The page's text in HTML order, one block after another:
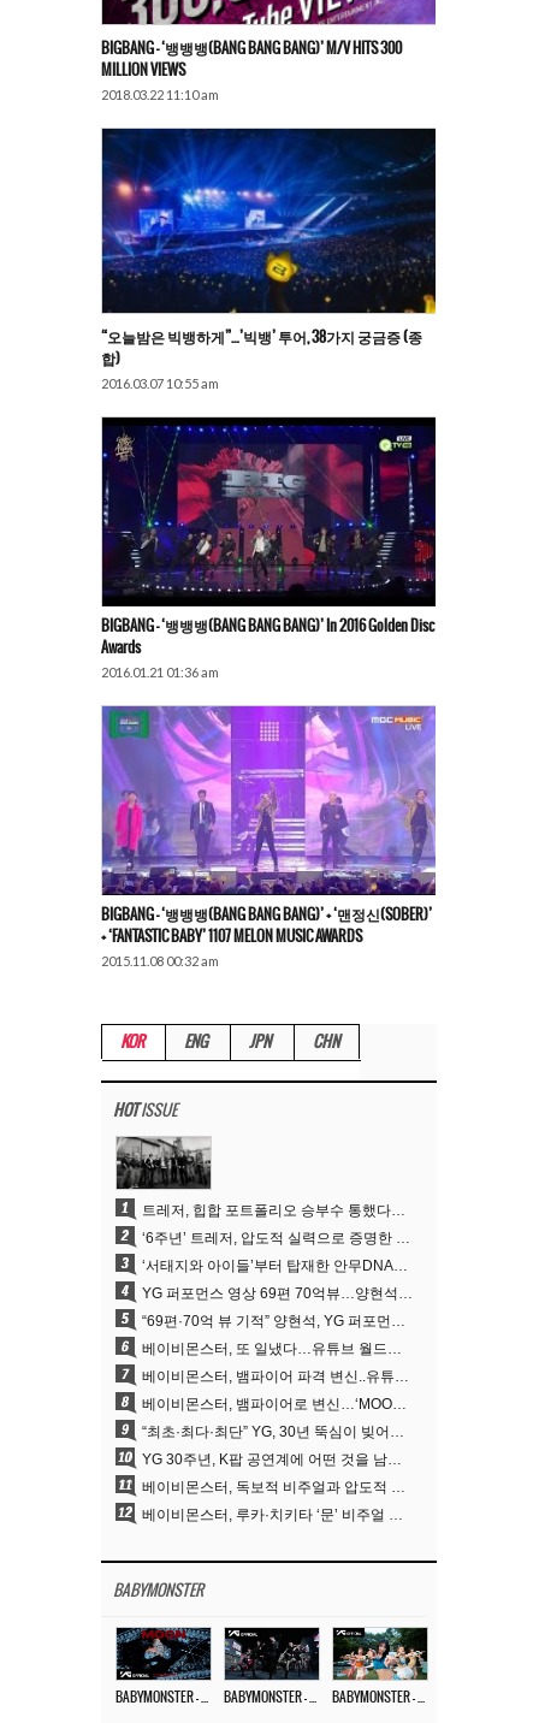
BIGBANG – ‘뱅뱅뱅(BANG BANG BANG)’ M/V HITS 300
MILLION VIEWS
2018.03.22 11:10 am
“오늘밤은 빅뱅하게”…’빅뱅’ 투어, 38가지 궁금증 (종
합)
2016.03.07 10:55 am
BIGBANG – ‘뱅뱅뱅(BANG BANG BANG)’ In 2016 Golden Disc
Awards
2016.01.21 01:36 am
BIGBANG – ‘뱅뱅뱅(BANG BANG BANG)’ + ‘맨정신(SOBER)’
+ ‘FANTASTIC BABY’ 1107 MELON MUSIC AWARDS
2015.11.08 00:32 am
KOR ENG JPN CHN
HOTISSUE
1 트레저, 힙합 포트폴리오 승부수 통했다…데뷔 6주년 새 도약
2 ‘6주년’ 트레저, 압도적 실력으로 증명한 ‘YG의 보물’ 진가
3 ‘서태지와 아이들’부터 탑재한 안무DNA…양현석, YG 퍼포먼스 비디오 70억 뷰 신화의 시작
4 YG 퍼포먼스 영상 69편 70억뷰…양현석 제작 철학 통했다
5 “69편·70억 뷰 기적” 양현석, YG 퍼포먼스 비디오 100% 직접 만든 이유
6 베이비몬스터, 또 일냈다…유튜브 월드와이드 1위
7 베이비몬스터, 뱀파이어 파격 변신..유튜브 트렌딩 1위 직행
8 베이비몬스터, 뱀파이어로 변신…‘MOON’으로 찍은 3개월 프로젝트
9 “최초·최다·최단” YG, 30년 뚝심이 빚어낸 K팝 투어의 새 지평
10 YG 30주년, K팝 공연계에 어떤 것을 남겼나
11 베이비몬스터, 독보적 비주얼과 압도적 소화력..’MOON’
12 베이비몬스터, 루카·치키타 ‘문’ 비주얼 공개…절제된 카리스마·유니크 비주얼
BABYMONSTER
BABYMONSTER – ‘MOON’ M/V BABYMONSTER – ‘MOON’ PERFORMANCE VIDEO BABYMONSTER – ‘I LIKE IT’ M/V